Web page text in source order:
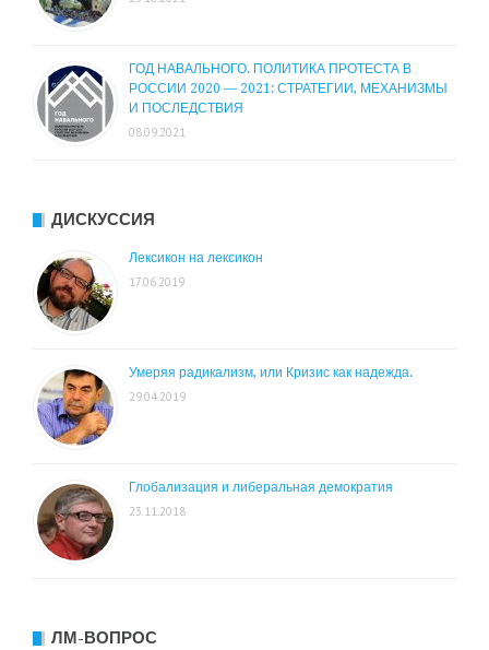
ГОД НАВАЛЬНОГО. ПОЛИТИКА ПРОТЕСТА В
РОССИИ 2020 — 2021: СТРАТЕГИИ, МЕХАНИЗМЫ
И ПОСЛЕДСТВИЯ
08.09.2021
ДИСКУССИЯ
Лексикон на лексикон
17.06.2019
Умеряя радикализм, или Кризис как надежда.
29.04.2019
Глобализация и либеральная демократия
23.11.2018
ЛМ-ВОПРОС